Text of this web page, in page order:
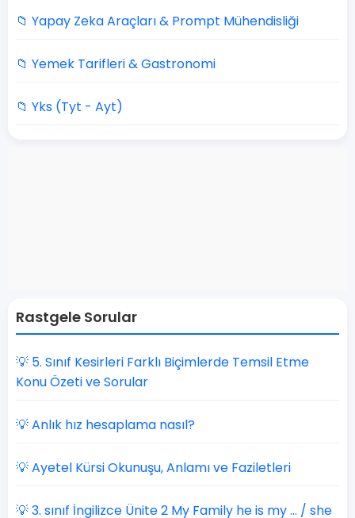
📁 Yapay Zeka Araçları & Prompt Mühendisliği
📁 Yemek Tarifleri & Gastronomi
📁 Yks (Tyt - Ayt)
Rastgele Sorular
💡 5. Sınıf Kesirleri Farklı Biçimlerde Temsil Etme
Konu Özeti ve Sorular
💡 Anlık hız hesaplama nasıl?
💡 Ayetel Kürsi Okunuşu, Anlamı ve Faziletleri
💡 3. sınıf İngilizce Ünite 2 My Family he is my ... / she